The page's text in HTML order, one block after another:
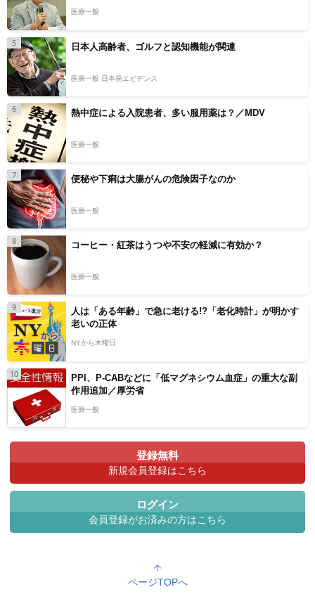
医療一般
5 日本人高齢者、ゴルフと認知機能が関連
医療一般 日本発エビデンス
6 熱中症による入院患者、多い服用薬は？／MDV
医療一般
7 便秘や下痢は大腸がんの危険因子なのか
医療一般
8 コーヒー・紅茶はうつや不安の軽減に有効か？
医療一般
9
人は「ある年齢」で急に老ける!?「老化時計」が明かす
老いの正体
NYから木曜日
10
PPI、P-CABなどに「低マグネシウム血症」の重大な副
作用追加／厚労省
医療一般
登録無料
新規会員登録はこちら
ログイン
会員登録がお済みの方はこちら
ページTOPへ